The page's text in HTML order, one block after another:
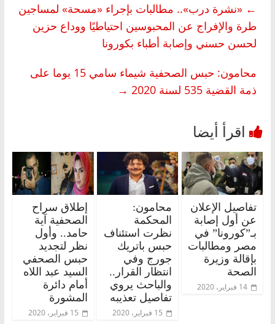
← «نشرة درب».. مطالبات بإجراء «مسحة» لمساجين
طرة والإفراج عن المحبوسين احتياطيًا ووداع حزين
لحسن حسني وإصابة أطباء بكورونا
محامون: حبس الصحفية شيماء سامي 15 يوما على
ذمة القضية 535 لسنة 2020
→
تفاصيل الإعلان
عن أول إصابة
بـ”كورونا” في
مصر ومطالبات
بإقالة وزيرة
الصحة
14 فبراير، 2020
محامون:
المحكمة
نظرت استئناف
حبس باتريك
جورج وفي
انتظار القرار..
والباحث يروي
تفاصيل تعذيبه
15 فبراير، 2020
إطلاق سراح
الصحفية آية
حامد.. وأول
نظر لتجديد
حبس الصحفي
السيد عبد اللاه
أمام دائرة
المشورة
15 فبراير، 2020